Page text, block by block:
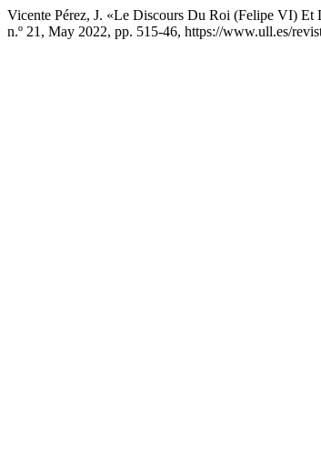
Vicente Pérez, J. «Le Discours Du Roi (Felipe VI) Et
n.º 21, May 2022, pp. 515-46, https://www.ull.es/